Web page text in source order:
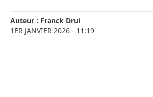
Auteur : Franck Drui
1ER JANVIER 2026 - 11:19